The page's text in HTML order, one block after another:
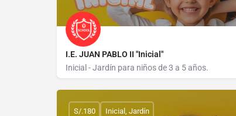
I.E. JUAN PABLO II "Inicial"
Inicial - Jardín para niños de 3 a 5 años.
S/.180 Inicial, Jardín